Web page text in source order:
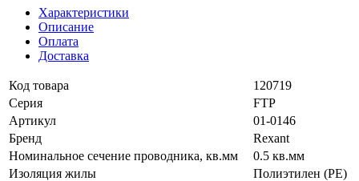
Характеристики
Описание
Оплата
Доставка
Код товара
120719
Серия
FTP
Артикул
01-0146
Бренд
Rexant
Номинальное сечение проводника, кв.мм
0.5 кв.мм
Изоляция жилы
Полиэтилен (PE)